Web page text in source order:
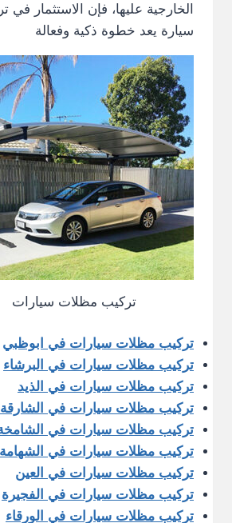
الخارجية عليها، فإن الاستثمار
سيارة يعد خطوة ذكية وفعالة
تركيب مظلات سيارات
تركيب مظلات سيارات في ابوظبي
تركيب مظلات سيارات في البرشاء
تركيب مظلات سيارات في الذيد
تركيب مظلات سيارات في الشارقة
تركيب مظلات سيارات في
تركيب مظلات سيارات في الشهامة
تركيب مظلات سيارات في العين
تركيب مظلات سيارات في الفجيرة
تركيب مظلات سيارات في الورقاء